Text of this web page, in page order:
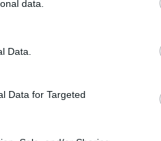
data.
Data.
Data for Targeted
el ciclo
donde la arcilla,
el público.
XVII',de
asistentes,